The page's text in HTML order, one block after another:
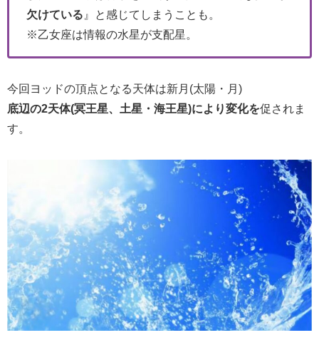
欠けている 』と感じてしまうことも。
※乙女座は情報の水星が支配星。
今回ヨッドの頂点となる天体は新月(太陽・月)
底辺の2天体(冥王星、土星・海王星)により変化を促されま
す。